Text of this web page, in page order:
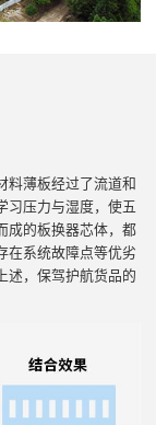
料薄板经过了流道和
习压力与湿度，使五
成的板换器芯体，都
在系统故障点等优劣
述，保驾护航货品的